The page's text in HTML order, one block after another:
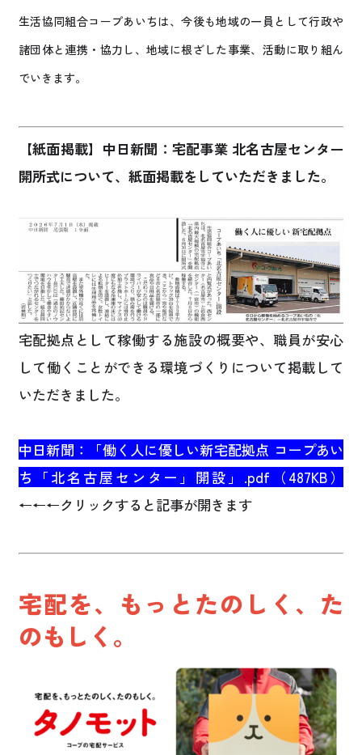
生活協同組合コープあいちは、今後も地域の一員として行政や
諸団体と連携・協力し、地域に根ざした事業、活動に取り組ん
でいきます。
【紙面掲載】中日新聞：宅配事業 北名古屋センター
開所式について、紙面掲載をしていただきました。
宅配拠点として稼働する施設の概要や、職員が安心
して働くことができる環境づくりについて掲載して
いただきました。
中日新聞：「働く人に優しい新宅配拠点 コープあい
ち「北名古屋センター」開設」.pdf（487KB）
←←←クリックすると記事が開きます
宅配を、もっとたのしく、た
のもしく。